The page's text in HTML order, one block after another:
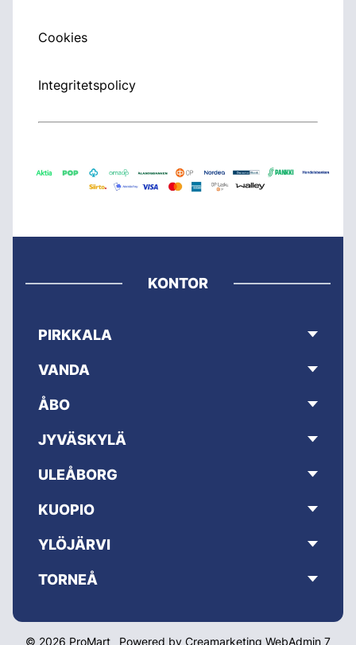
Cookies
Integritetspolicy
KONTOR
PIRKKALA
VANDA
ÅBO
JYVÄSKYLÄ
ULEÅBORG
KUOPIO
YLÖJÄRVI
TORNEÅ
© 2026 ProMart Powered by Creamarketing WebAdmin 7